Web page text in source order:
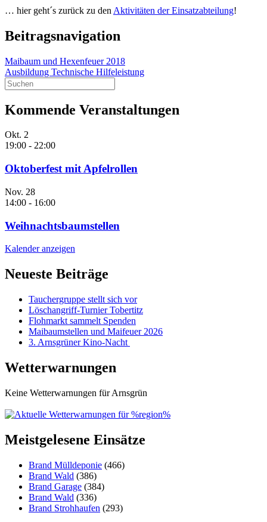
… hier geht´s zurück zu den Aktivitäten der Einsatzabteilung!
Beitragsnavigation
Maibaum und Hexenfeuer 2018
Ausbildung Technische Hilfeleistung
Kommende Veranstaltungen
Okt. 2
19:00 - 22:00
Oktoberfest mit Apfelrollen
Nov. 28
14:00 - 16:00
Weihnachtsbaumstellen
Kalender anzeigen
Neueste Beiträge
Tauchergruppe stellt sich vor
Löschangriff-Turnier Tobertitz
Flohmarkt sammelt Spenden
Maibaumstellen und Maifeuer 2026
3. Arnsgrüner Kino-Nacht
Wetterwarnungen
Keine Wetterwarnungen für Arnsgrün
Meistgelesene Einsätze
Brand Mülldeponie (466)
Brand Wald (386)
Brand Garage (384)
Brand Wald (336)
Brand Strohhaufen (293)